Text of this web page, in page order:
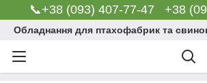
📞+38 (093) 407-77-47 +38
Обладнання для птахофабрик та